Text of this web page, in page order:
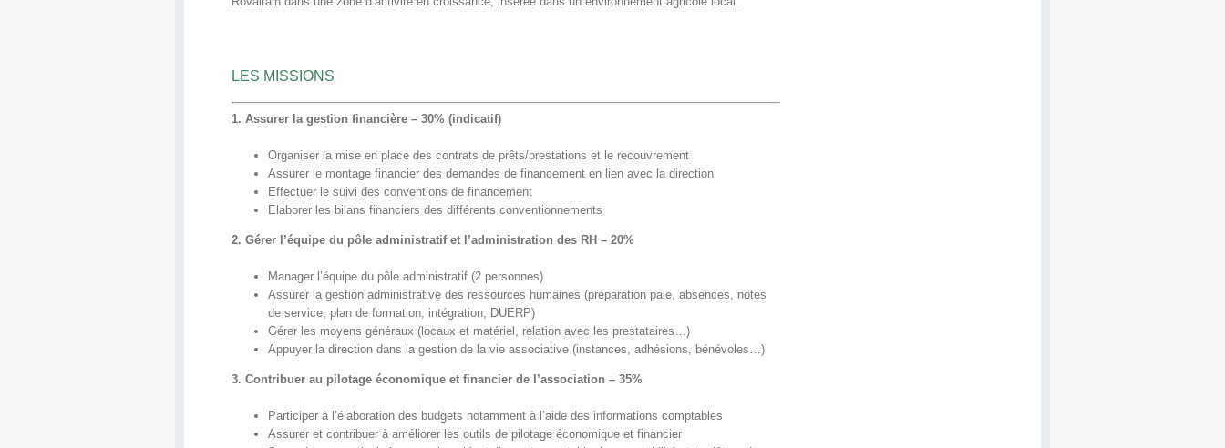
LES MISSIONS
1. Assurer la gestion financière – 30% (indicatif)
Organiser la mise en place des contrats de prêts/prestations et le recouvrement
Assurer le montage financier des demandes de financement en lien avec la direction
Effectuer le suivi des conventions de financement
Elaborer les bilans financiers des différents conventionnements
2. Gérer l’équipe du pôle administratif et l’administration des RH – 20%
Manager l’équipe du pôle administratif (2 personnes)
Assurer la gestion administrative des ressources humaines (préparation paie, absences, notes
de service, plan de formation, intégration, DUERP)
Gérer les moyens généraux (locaux et matériel, relation avec les prestataires…)
Appuyer la direction dans la gestion de la vie associative (instances, adhésions, bénévoles…)
3. Contribuer au pilotage économique et financier de l’association – 35%
Participer à l’élaboration des budgets notamment à l’aide des informations comptables
Assurer et contribuer à améliorer les outils de pilotage économique et financier